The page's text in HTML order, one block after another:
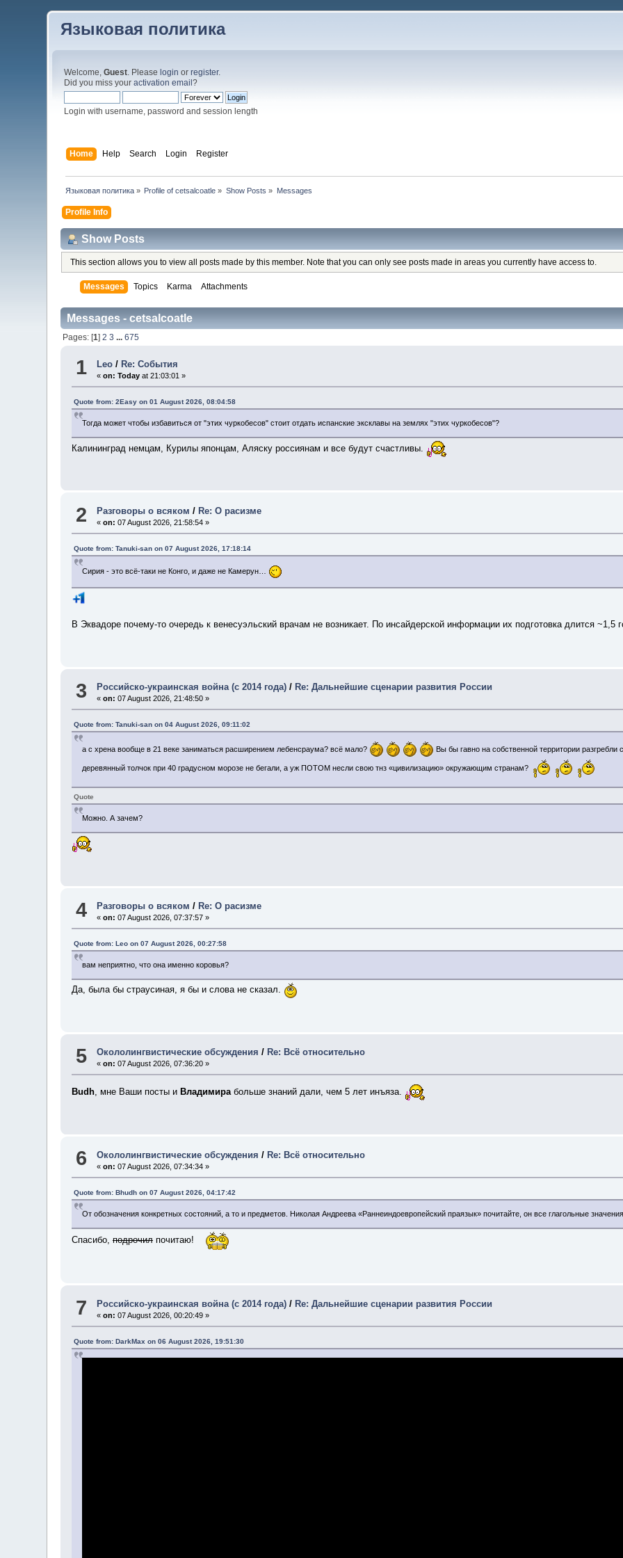
Языковая политика
Welcome,Guest. Please login orregister.
Did you miss youractivation email?
Login with username, password and session length
Home Help Search Login Register
Языковая политика» Profile of cetsalcoatle » Show Posts » Messages
Profile Info
Show Posts
This section allows you to view all posts made by this member. Note that you can only see posts made in areas you currently have access to.
Messages Topics Karma Attachments
Messages - cetsalcoatle
Pages: [1] 2 3 ... 675
1 Leo / Re: События
«on: Today at 21:03:01 »
Quote from: 2Easy on 01 August 2026, 08:04:58
Тогда может чтобы избавиться от "этих чуркобесов" стоит отдать испанские эксклавы на землях "этих чуркобесов"?
Калининград немцам, Курилы японцам, Аляску россиянам и все будут счастливы.
2 Разговоры о всяком / Re: О расизме
«on: 07 August 2026, 21:58:54 »
Quote from: Tanuki-san on 07 August 2026, 17:18:14
Сирия - это всё-таки не Конго, и даже не Камерун…
В Эквадоре почему-то очередь к венесуэльский врачам не возникает. По инсайдерской информации их подготовка длится
3 Российско-украинская война (с 2014 года) / Re: Дальнейшие сценарии развития России
«on: 07 August 2026, 21:48:50 »
Quote from: Tanuki-san on 04 August 2026, 09:11:02
а с хрена вообще в 21 веке заниматься расширением лебенсраума? всё мало? Вы бы гавно на собственной территории
деревянный толчок при 40 градусном морозе не бегали, а уж ПОТОМ несли свою тнз «цивилизацию» окружающим странам?
Quote
Можно. А зачем?
4 Разговоры о всяком / Re: О расизме
«on: 07 August 2026, 07:37:57 »
Quote from: Leo on 07 August 2026, 00:27:58
вам неприятно, что она именно коровья?
Да, была бы страусиная, я бы и слова не сказал.
5 Окололингвистические обсуждения / Re: Всё относительно
«on: 07 August 2026, 07:36:20 »
Budh, мне Ваши посты и Владимирабольше знаний дали, чем 5 лет инъяза.
6 Окололингвистические обсуждения /Re: Всё относительно
«on: 07 August 2026, 07:34:34 »
Quote from: Bhudh on 07 August 2026, 04:17:42
От обозначения конкретных состояний, а то и предметов. Николая Андреева «Раннеиндоевропейский праязык» почитайте, он все глагольные
Спасибо, подрочилпочитаю!
7 Российско-украинская война (с 2014 года) / Re: Дальнейшие сценарии развития России
«on: 07 August 2026, 00:20:49 »
Quote from: DarkMax on 06 August 2026, 19:51:30